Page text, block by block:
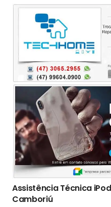
Assistência Técnica
Camboriú